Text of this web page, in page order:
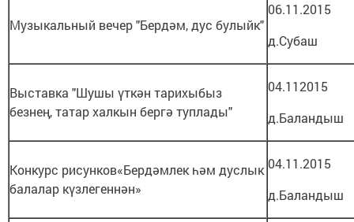
Музыкальный вечер "Бердәм, дус булыйк"
06.11.2015
д.Субаш
Выставка "Шушы үткән тарихыбыз
безнең, татар халкын бергә туплады"
04.112015
д.Баландыш
Конкурс рисунков«Бердәмлек һәм дуслык
балалар күзлегеннән»
04.11.2015
д.Баландыш